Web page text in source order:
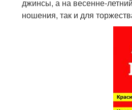
джинсы, а на весенне-
ношения, так и для